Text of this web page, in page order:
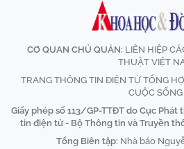
CƠ QUAN CHỦ QUẢN: LIÊN HIỆP
THUẬT VIỆT
TRANG THÔNG TIN ĐIỆN TỬ TỔNG
CUỘC SỐNG
Giấy phép số 113/GP-TTĐT do Cục
tin điện tử - Bộ Thông tin và Truyền
Tổng Biên tập: Nhà báo